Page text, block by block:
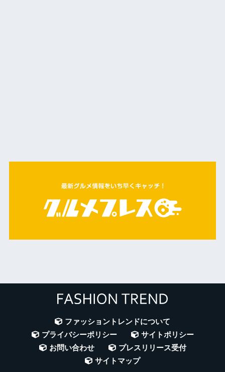
ファッショントレンドについて
プライバシーポリシー
サイトポリシー
お問い合わせ
プレスリリース受付
サイトマップ